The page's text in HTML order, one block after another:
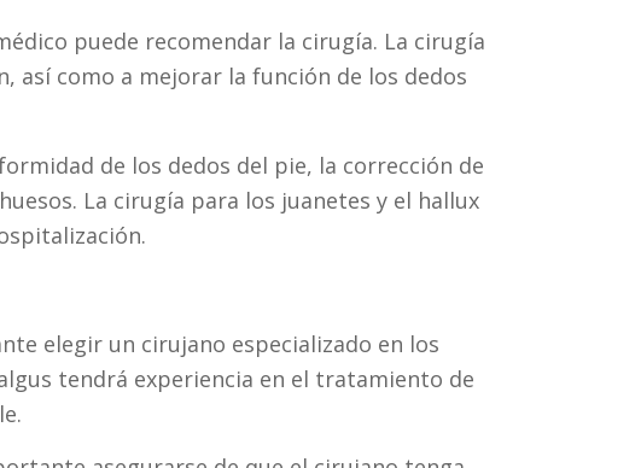
puede recomendar la cirugía. La cirugía
así como a mejorar la función de los dedos
de los dedos del pie, la corrección de
La cirugía para los juanetes y el hallux
elegir un cirujano especializado en los
tendrá experiencia en el tratamiento de